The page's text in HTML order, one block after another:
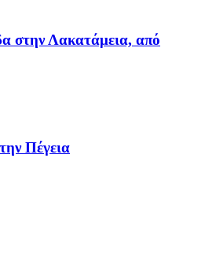
στην Λακατάμεια, από
Πέγεια